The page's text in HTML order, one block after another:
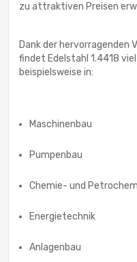
zu attraktiven Preisen
Dank der
findet Edelstahl 1.4418
beispielsweise in:
Maschinenbau
Pumpenbau
Chemie- und
Energietechnik
Anlagenbau